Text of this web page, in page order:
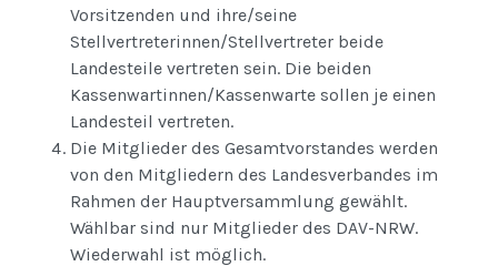
Vorsitzenden und ihre/seine
Stellvertreterinnen/Stellvertreter beide
Landesteile vertreten sein. Die beiden
Kassenwartinnen/Kassenwarte sollen je einen
Landesteil vertreten.
Die Mitglieder des Gesamtvorstandes werden
von den Mitgliedern des Landesverbandes im
Rahmen der Hauptversammlung gewählt.
Wählbar sind nur Mitglieder des DAV-NRW.
Wiederwahl ist möglich.